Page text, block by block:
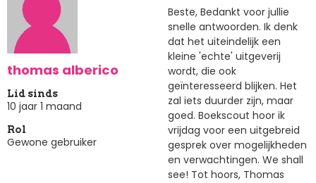
thomas alberico
Lid sinds
10 jaar 1 maand
Rol
Gewone gebruiker
Beste, Bedankt voor jullie
snelle antwoorden. Ik denk
dat het uiteindelijk een
kleine 'echte' uitgeverij
wordt, die ook
geïnteresseerd blijken. Het
zal iets duurder zijn, maar
goed. Boekscout hoor ik
vrijdag voor een uitgebreid
gesprek over mogelijkheden
en verwachtingen. We shall
see! Tot hoors, Thomas